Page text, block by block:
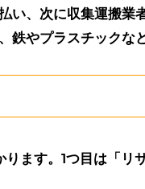
い、次に収集運搬
やプラスチックな
ます。1つ目は「